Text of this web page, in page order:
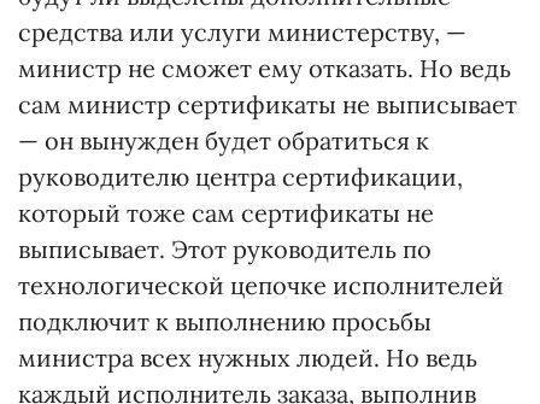
средства или услуги министерству, —
министр не сможет ему отказать. Но ведь
сам министр сертификаты не выписывает
— он вынужден будет обратиться к
руководителю центра сертификации,
который тоже сам сертификаты не
выписывает. Этот руководитель по
технологической цепочке исполнителей
подключит к выполнению просьбы
министра всех нужных людей. Но ведь
каждый исполнитель заказа, выполнив